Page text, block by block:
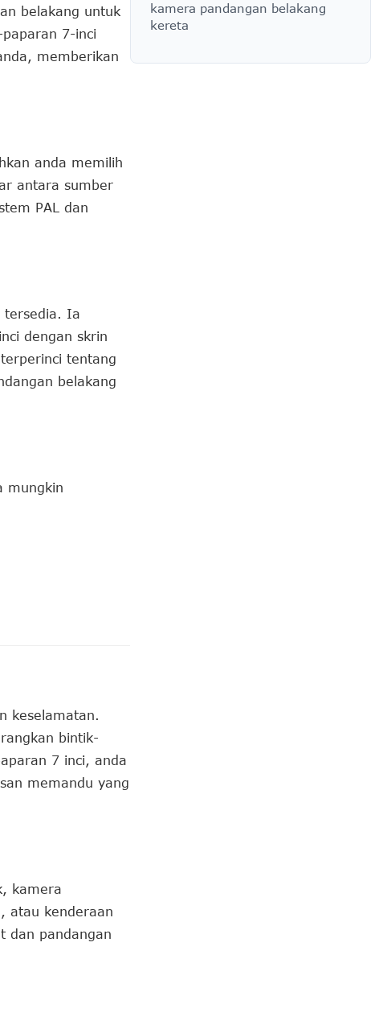
belakang untuk
7-inci
memberikan
anda memilih
antara sumber
PAL dan
tersedia. Ia
dengan skrin
tentang
belakang
mungkin
keselamatan.
bintik-
7 inci, anda
memandu yang
kamera
atau kenderaan
dan pandangan
kamera pandangan belakang
kereta